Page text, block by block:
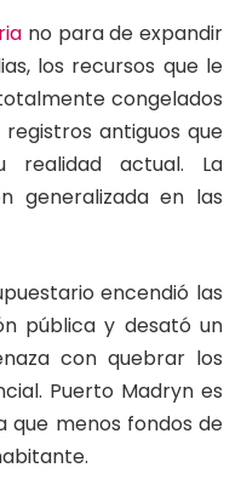
no para de expandir
los recursos que le
congelados
antiguos que
realidad actual. La
generalizada en las
encendió las
pública y desató un
con quebrar los
Puerto Madryn es
que menos fondos de